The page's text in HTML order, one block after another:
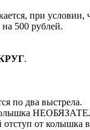
при
500 рублей.
.
по два выстрела.
от колышка